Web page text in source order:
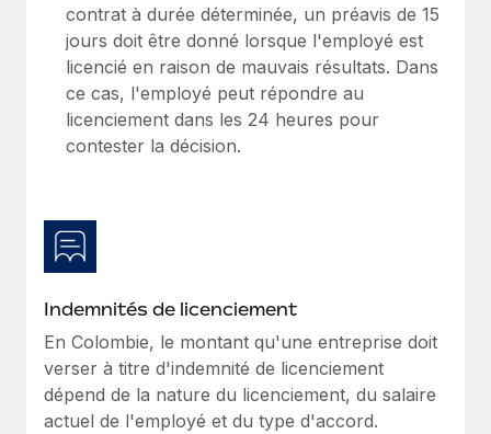
Phiture, un leader notable du conseil en matière de
croissance mobile internationale, encourage les...
En savoir plus
contrat à durée déterminée, un préavis de 15
jours doit être donné lorsque l'employé est
licencié en raison de mauvais résultats. Dans
ce cas, l'employé peut répondre au
licenciement dans les 24 heures pour
contester la décision.
Indemnités de licenciement
En Colombie, le montant qu'une entreprise doit
verser à titre d'indemnité de licenciement
dépend de la nature du licenciement, du salaire
actuel de l'employé et du type d'accord.